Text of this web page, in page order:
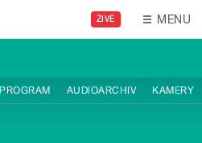
ŽIVĚ MENU
PROGRAM AUDIOARCHIV KAMERY